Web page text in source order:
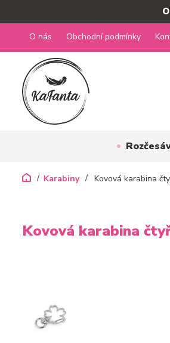
O nás Obchodní podmínky
Karabiny Kovová karabina
Kovová karabina